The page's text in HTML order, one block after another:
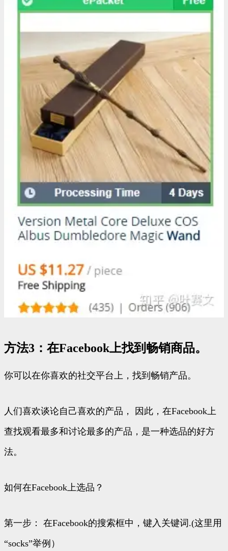
方法3：在Facebook上找到畅销商品。
你可以在你喜欢的社交平台上，找到畅销产品。
人们喜欢谈论自己喜欢的产品， 因此，在Facebook上
查找观看最多和讨论最多的产品，是一种选品的好方
法。
如何在Facebook上选品？
第一步： 在Facebook的搜索框中，键入关键词.(这里用
“socks”举例）